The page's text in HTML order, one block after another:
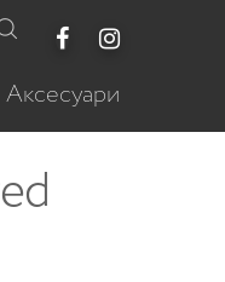
Аксесуари